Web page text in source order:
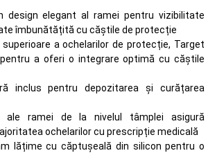
design elegant al ramei pentru vizibilitate
îmbunătățită cu căștile de protecție
a ochelarilor de protecție, Target
a oferi o integrare optimă cu căștile
inclus pentru depozitarea și curățarea
ale ramei de la nivelul tâmplei asigură
ochelarilor cu prescripție medicală
lățime cu căptușeală din silicon pentru o